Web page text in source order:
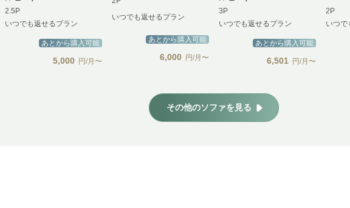
2.5P
いつでも返せるプラン
あとから購入可能
5,000 円/月〜
いつでも返せるプラン
あとから購入可能
6,000 円/月〜
3P
いつでも返せるプラン
あとから購入可能
6,501 円/月〜
2P
いつで
その他のソファを見る